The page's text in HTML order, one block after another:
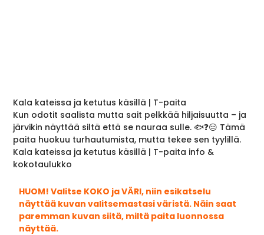
Kala kateissa ja ketutus käsillä | T-paita
Kun odotit saalista mutta sait pelkkää hiljaisuutta – ja
järvikin näyttää siltä että se nauraa sulle. 🐟❓😑 Tämä
paita huokuu turhautumista, mutta tekee sen tyylillä.
Kala kateissa ja ketutus käsillä | T-paita info &
kokotaulukko
HUOM! Valitse KOKO ja VÄRI, niin esikatselu
näyttää kuvan valitsemastasi väristä. Näin saat
paremman kuvan siitä, miltä paita luonnossa
näyttää.